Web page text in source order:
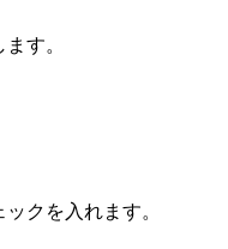
す。
クを入れます。